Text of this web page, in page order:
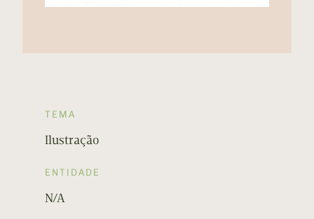
TEMA
Ilustração
ENTIDADE
N/A